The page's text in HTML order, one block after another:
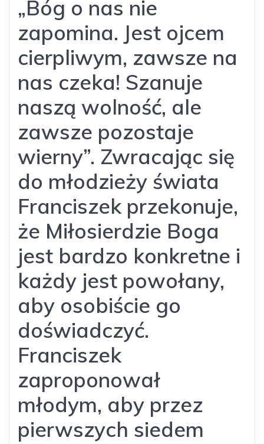
„Bóg o nas nie
zapomina. Jest ojcem
cierpliwym, zawsze na
nas czeka! Szanuje
naszą wolność, ale
zawsze pozostaje
wierny”. Zwracając się
do młodzieży świata
Franciszek przekonuje,
że Miłosierdzie Boga
jest bardzo konkretne i
każdy jest powołany,
aby osobiście go
doświadczyć.
Franciszek
zaproponował
młodym, aby przez
pierwszych siedem